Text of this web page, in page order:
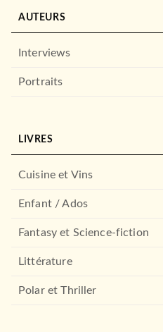
AUTEURS
Interviews
Portraits
LIVRES
Cuisine et Vins
Enfant / Ados
Fantasy et Science-fiction
Littérature
Polar et Thriller